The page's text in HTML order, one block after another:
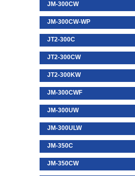
JM-300CW
JM-300CW-WP
JT2-300C
JT2-300CW
JT2-300KW
JM-300CWF
JM-300UW
JM-300ULW
JM-350C
JM-350CW